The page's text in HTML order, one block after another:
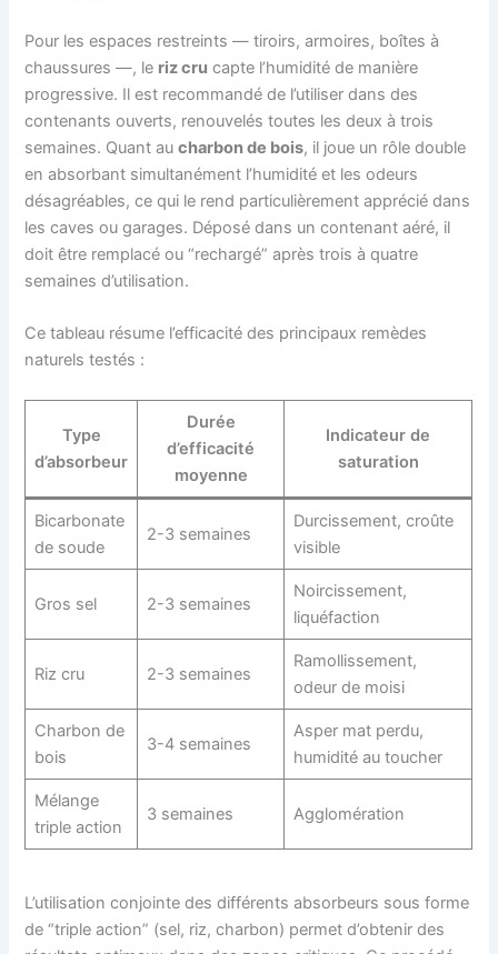
Pour les espaces restreints — tiroirs, armoires, boîtes à
chaussures —, le riz cru capte l’humidité de manière
progressive. Il est recommandé de l’utiliser dans des
contenants ouverts, renouvelés toutes les deux à trois
semaines. Quant aucharbon de bois, il joue un rôle double
en absorbant simultanément l’humidité et les odeurs
désagréables, ce qui le rend particulièrement apprécié dans
les caves ou garages. Déposé dans un contenant aéré, il
doit être remplacé ou “rechargé” après trois à quatre
semaines d’utilisation.
Ce tableau résume l’efficacité des principaux remèdes
naturels testés :
Type
d’absorbeur
Durée
d’efficacité
moyenne
Indicateur de
saturation
Bicarbonate
de soude
2-3 semaines
Durcissement, croûte
visible
Gros sel 2-3 semaines
Noircissement,
liquéfaction
Riz cru 2-3 semaines
Ramollissement,
odeur de moisi
Charbon de
bois
3-4 semaines
Asper mat perdu,
humidité au toucher
Mélange
triple action
3 semaines Agglomération
L’utilisation conjointe des différents absorbeurs sous forme
de “triple action” (sel, riz, charbon) permet d’obtenir des